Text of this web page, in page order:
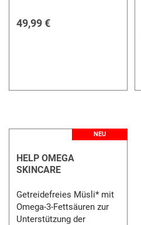
49,99 €
NEU
HELP OMEGA
SKINCARE
Getreidefreies Müsli* mit
Omega-3-Fettsäuren zur
Unterstützung der